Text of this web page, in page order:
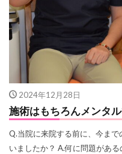
2024年12月28日
施術はもちろんメンタ
Q.当院に来院する前に、今ま
いましたか？ A.何に問題があ